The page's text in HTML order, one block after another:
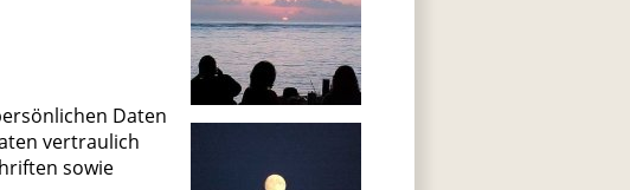
Daten
vertraulich
sowie